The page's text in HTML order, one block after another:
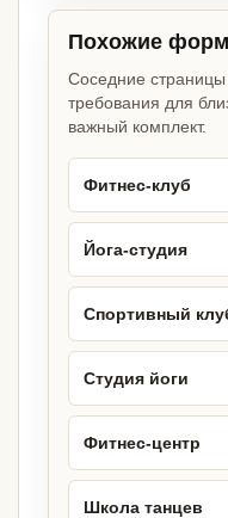
Похожие
Соседние
требования для
важный комплект.
Фитнес-клуб
Йога-студия
Спортивный
Студия йоги
Фитнес-центр
Школа танцев